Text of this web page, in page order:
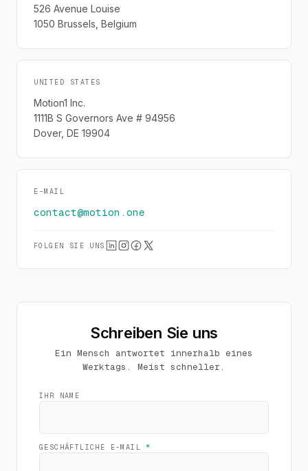
526 Avenue Louise
1050 Brussels, Belgium
UNITED STATES
Motion1 Inc.
1111B S Governors Ave # 94956
Dover, DE 19904
E-MAIL
contact@motion.one
FOLGEN SIE UNS
Schreiben Sie uns
Ein Mensch antwortet innerhalb eines
Werktags. Meist schneller.
IHR NAME
GESCHÄFTLICHE E-MAIL *